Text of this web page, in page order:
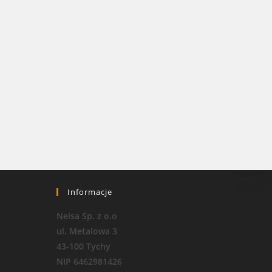
Informacje
Neisa Sp. z o.o
ul. Metalowa 3
43-100 Tychy
NIP 6462981426